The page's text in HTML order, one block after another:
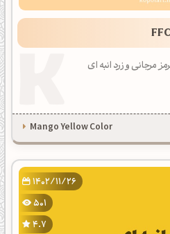
مرجانی و زرد انبه ای
Mango Yellow Color
1402/11/26
501
4.7